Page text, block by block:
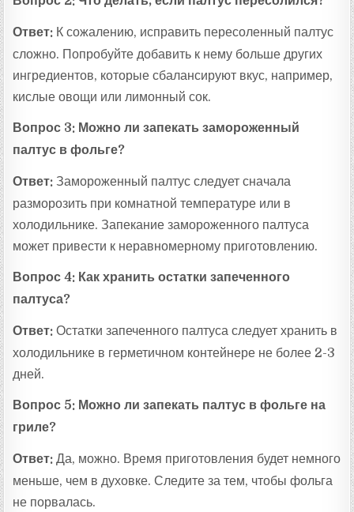
Ответ: К сожалению, исправить пересоленный палтус
сложно. Попробуйте добавить к нему больше других
ингредиентов, которые сбалансируют вкус, например,
кислые овощи или лимонный сок.
Вопрос 3: Можно ли запекать замороженный
палтус в фольге?
Ответ: Замороженный палтус следует сначала
разморозить при комнатной температуре или в
холодильнике. Запекание замороженного палтуса
может привести к неравномерному приготовлению.
Вопрос 4: Как хранить остатки запеченного
палтуса?
Ответ: Остатки запеченного палтуса следует хранить в
холодильнике в герметичном контейнере не более 2-3
дней.
Вопрос 5: Можно ли запекать палтус в фольге на
гриле?
Ответ: Да, можно. Время приготовления будет немного
меньше, чем в духовке. Следите за тем, чтобы фольга
не порвалась.